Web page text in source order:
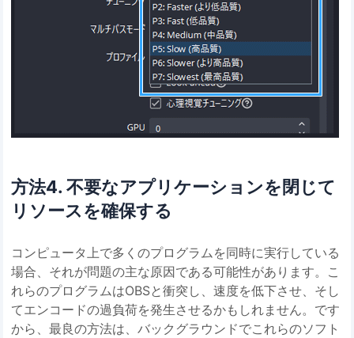
方法4. 不要なアプリケーションを閉じて
リソースを確保する
コンピュータ上で多くのプログラムを同時に実行している
場合、それが問題の主な原因である可能性があります。こ
れらのプログラムはOBSと衝突し、速度を低下させ、そし
てエンコードの過負荷を発生させるかもしれません。です
から、最良の方法は、バックグラウンドでこれらのソフト